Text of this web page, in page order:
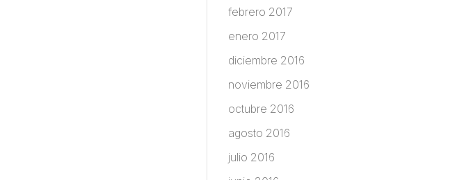
febrero 2017
enero 2017
diciembre 2016
noviembre 2016
octubre 2016
agosto 2016
julio 2016